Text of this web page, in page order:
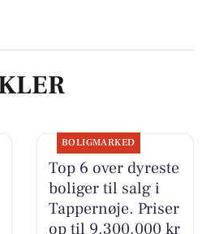
BOLIGMARKED
Top 6 over dyreste
boliger til salg i
Tappernøje. Priser
op til 9.300.000 kr